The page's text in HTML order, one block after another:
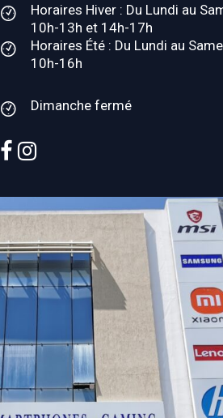
Horaires Hiver : Du Lundi au
10h-13h et 14h-17h
Horaires Été : Du Lundi au
10h-16h
Dimanche fermé
facebook
instagram